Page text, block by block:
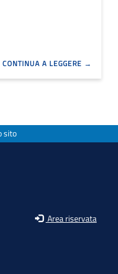
CONTINUA A LEGGERE
sito
Area riservata